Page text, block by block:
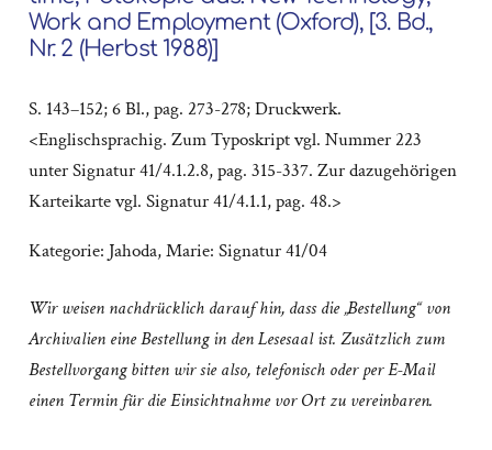
Work and Employment (Oxford), [3. Bd.,
Nr. 2 (Herbst 1988)]
S. 143–152; 6 Bl., pag. 273-278; Druckwerk.
<Englischsprachig. Zum Typoskript vgl. Nummer 223
unter Signatur 41/4.1.2.8, pag. 315-337. Zur dazugehörigen
Karteikarte vgl. Signatur 41/4.1.1, pag. 48.>
Kategorie: Jahoda, Marie: Signatur 41/04
Wir weisen nachdrücklich darauf hin, dass die „Bestellung“ von
Archivalien eine Bestellung in den Lesesaal ist. Zusätzlich zum
Bestellvorgang bitten wir sie also, telefonisch oder per E-Mail
einen Termin für die Einsichtnahme vor Ort zu vereinbaren.